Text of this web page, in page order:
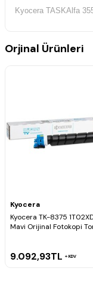
Kyocera TASKAlfa
Orjinal Ürünleri
Kyocera
Kyocera TK-8375
Mavi Orijinal Fotokopi
9.092,93TL KDV